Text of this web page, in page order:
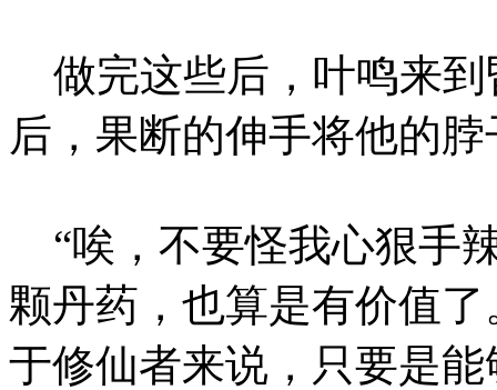
做完这些后，叶鸣来到
后，果断的伸手将他的
“唉，不要怪我心狠手
颗丹药，也算是有价值
于修仙者来说，只要是